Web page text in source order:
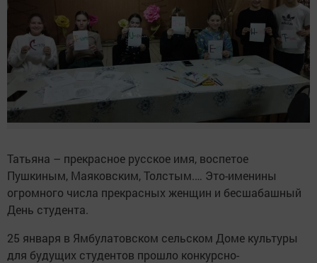
Татьяна – прекрасное русское имя, воспетое
Пушкиным, Маяковским, Толстым.… Это-именины
огромного числа прекрасных женщин и бесшабашный
День студента.
25 января в Ямбулатовском сельском Доме культуры
для будущих студентов прошло конкурсно-